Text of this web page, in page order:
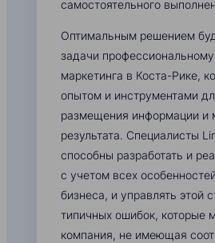
самостоятельного
Оптимальным решением
задачи
маркетинга в Коста-Рике,
опытом и инструментами
размещения информации и
результата. Специалисты
способны разработать и
с учетом всех
бизнеса, и управлять этой
типичных ошибок, которые
компания, не имеющая